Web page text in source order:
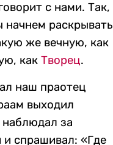
с нами. Так,
начнем раскрывать
же вечную, как
как Творец.
наш праотец
выходил
за
спрашивал: «Где